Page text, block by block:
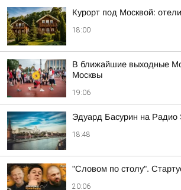
Курорт под Москвой:
18:00
В ближайшие выходные
Москвы
19:06
Эдуард Басурин на Радио
18:48
"Словом по столу".
20:06